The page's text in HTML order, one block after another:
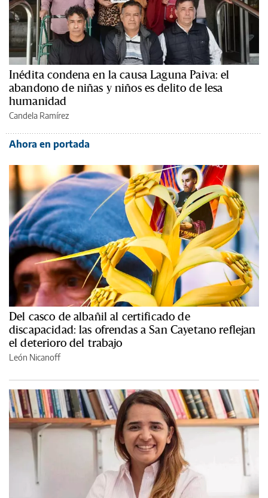
Inédita condena en la causa Laguna Paiva: el
abandono de niñas y niños es delito de lesa
humanidad
Candela Ramírez
Ahora en portada
Del casco de albañil al certificado de
discapacidad: las ofrendas a San Cayetano reflejan
el deterioro del trabajo
León Nicanoff